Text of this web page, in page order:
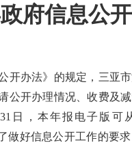
府信息公
办法》的规定，三亚
公开办理情况、收费及
日，本年报电子版可
了做好信息公开工作的